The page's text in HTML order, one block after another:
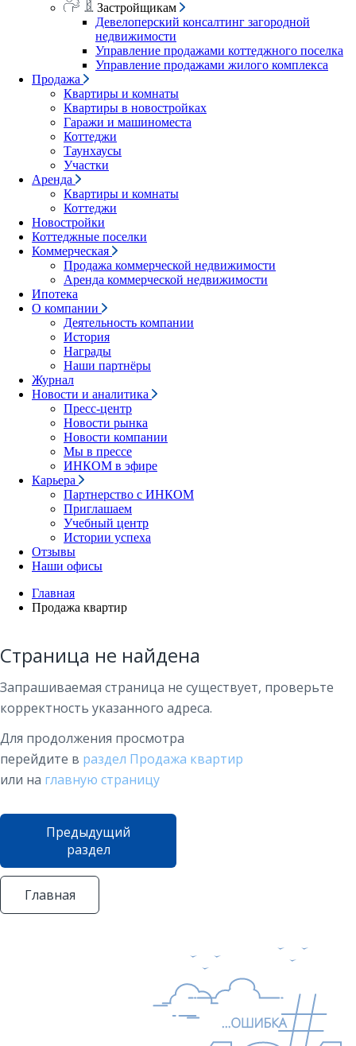
Застройщикам
Девелоперский консалтинг загородной
недвижимости
Управление продажами коттеджного поселка
Управление продажами жилого комплекса
Продажа
Квартиры и комнаты
Квартиры в новостройках
Гаражи и машиноместа
Коттеджи
Таунхаусы
Участки
Аренда
Квартиры и комнаты
Коттеджи
Новостройки
Коттеджные поселки
Коммерческая
Продажа коммерческой недвижимости
Аренда коммерческой недвижимости
Ипотека
О компании
Деятельность компании
История
Награды
Наши партнёры
Журнал
Новости и аналитика
Пресс-центр
Новости рынка
Новости компании
Мы в прессе
ИНКОМ в эфире
Карьера
Партнерство с ИНКОМ
Приглашаем
Учебный центр
Истории успеха
Отзывы
Наши офисы
Главная
Продажа квартир
Страница не найдена
Запрашиваемая страница не существует, проверьте
корректность указанного адреса.
Для продолжения просмотра
перейдите в раздел Продажа квартир
или на главную страницу
Предыдущий
раздел
Главная